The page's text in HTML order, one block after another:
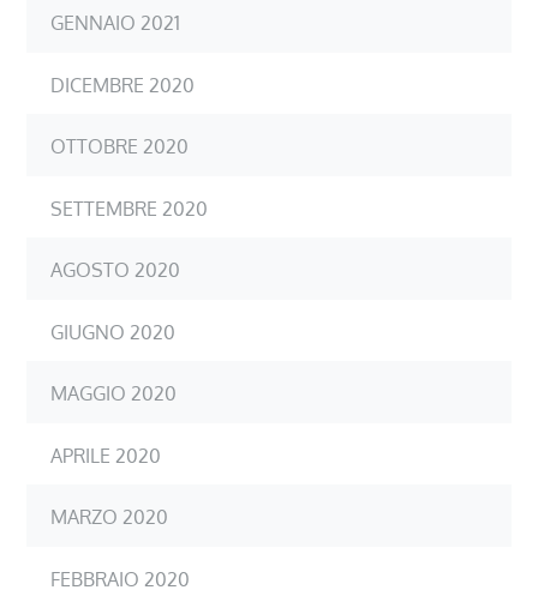
GENNAIO 2021
DICEMBRE 2020
OTTOBRE 2020
SETTEMBRE 2020
AGOSTO 2020
GIUGNO 2020
MAGGIO 2020
APRILE 2020
MARZO 2020
FEBBRAIO 2020